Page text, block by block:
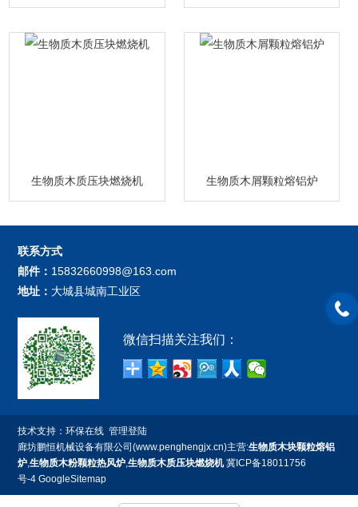
生物质木质压块燃烧机 生物质木屑颗粒熔铝炉
联系方式
邮件： 15832660998@163.com
地址： 大城县城南工业区
微信扫描关注我们：
技术支持：环保在线 管理登陆
廊坊鹏恒机械设备有限公司(www.penghengjx.cn)主营:生物质木块颗粒熔铝
炉 ,生物质木粉颗粒热风炉 ,生物质木质压块燃烧机 冀ICP备18011756
号-4 GoogleSitemap